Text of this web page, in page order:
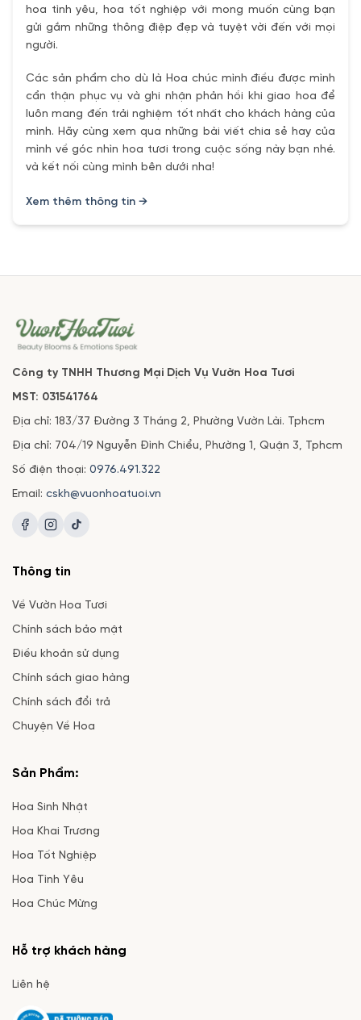
hoa tình yêu, hoa tốt nghiệp với mong muốn cùng bạn
gửi gắm những thông điệp đẹp và tuyệt vời đến với mọi
người.
Các sản phẩm cho dù là Hoa chúc mình điều được mình
cẩn thận phục vụ và ghi nhận phản hồi khi giao hoa để
luôn mang đến trải nghiệm tốt nhất cho khách hàng của
mình. Hãy cùng xem qua những bài viết chia sẻ hay của
mình về góc nhìn hoa tươi trong cuộc sống này bạn nhé.
và kết nối cùng mình bên dưới nha!
Xem thêm thông tin →
Công ty TNHH Thương Mại Dịch Vụ Vườn Hoa Tươi
MST: 031541764
Địa chỉ: 183/37 Đường 3 Tháng 2, Phường Vườn Lài. Tphcm
Địa chỉ: 704/19 Nguyễn Đình Chiểu, Phường 1, Quận 3, Tphcm
Số điện thoại: 0976.491.322
Email: cskh@vuonhoatuoi.vn
Thông tin
Về Vườn Hoa Tươi
Chính sách bảo mật
Điều khoản sử dụng
Chính sách giao hàng
Chính sách đổi trả
Chuyện Về Hoa
Sản Phẩm:
Hoa Sinh Nhật
Hoa Khai Trương
Hoa Tốt Nghiệp
Hoa Tình Yêu
Hoa Chúc Mừng
Hỗ trợ khách hàng
Liên hệ